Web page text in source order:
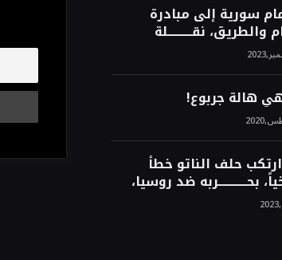
سورية إلى مبادرة
والطريق، نقــــــــــلة
استراتيجية، تاريخية،
نحو الشرق!محمد محسن
هالة جربوع!
حلف الناتو خطأً
بحــــــــــــربه ضد روسيا،
روسيا الحتمي،
الناتو!محمد محسن